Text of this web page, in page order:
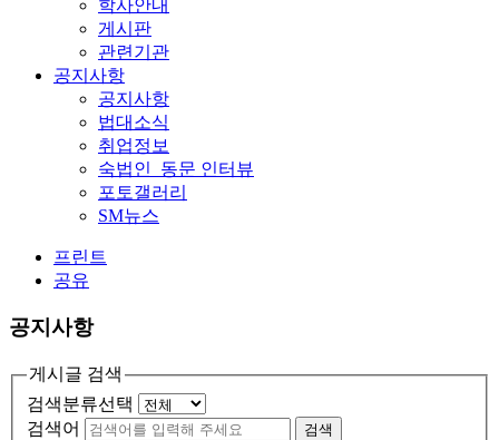
학사안내
게시판
관련기관
공지사항
공지사항
법대소식
취업정보
숙법인_동문 인터뷰
포토갤러리
SM뉴스
프린트
공유
공지사항
게시글 검색
검색분류선택
검색어
검색